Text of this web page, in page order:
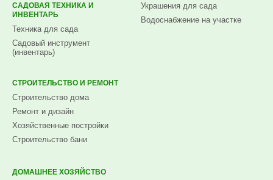
САДОВАЯ ТЕХНИКА И
ИНВЕНТАРЬ
Техника для сада
Садовый инструмент
(инвентарь)
Украшения для сада
Водоснабжение на участке
СТРОИТЕЛЬСТВО И РЕМОНТ
Строительство дома
Ремонт и дизайн
Хозяйственные постройки
Строительство бани
ДОМАШНЕЕ ХОЗЯЙСТВО